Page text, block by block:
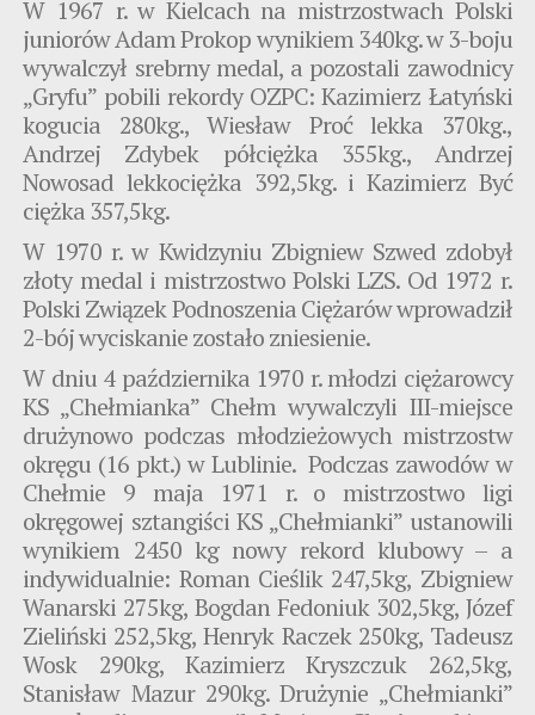
W 1967 r. w Kielcach na mistrzostwach Polski
juniorów Adam Prokop wynikiem 340kg. w 3-boju
wywalczył srebrny medal, a pozostali zawodnicy
„Gryfu” pobili rekordy OZPC: Kazimierz Łatyński
kogucia 280kg., Wiesław Proć lekka 370kg.,
Andrzej Zdybek półciężka 355kg., Andrzej
Nowosad lekkociężka 392,5kg. i Kazimierz Być
ciężka 357,5kg.
W 1970 r. w Kwidzyniu Zbigniew Szwed zdobył
złoty medal i mistrzostwo Polski LZS. Od 1972 r.
Polski Związek Podnoszenia Ciężarów wprowadził
2-bój wyciskanie zostało zniesienie.
W dniu 4 października 1970 r. młodzi ciężarowcy
KS „Chełmianka” Chełm wywalczyli III-miejsce
drużynowo podczas młodzieżowych mistrzostw
okręgu (16 pkt.) w Lublinie. Podczas zawodów w
Chełmie 9 maja 1971 r. o mistrzostwo ligi
okręgowej sztangiści KS „Chełmianki” ustanowili
wynikiem 2450 kg nowy rekord klubowy – a
indywidualnie: Roman Cieślik 247,5kg, Zbigniew
Wanarski 275kg, Bogdan Fedoniuk 302,5kg, Józef
Zieliński 252,5kg, Henryk Raczek 250kg, Tadeusz
Wosk 290kg, Kazimierz Kryszczuk 262,5kg,
Stanisław Mazur 290kg. Drużynie „Chełmianki”